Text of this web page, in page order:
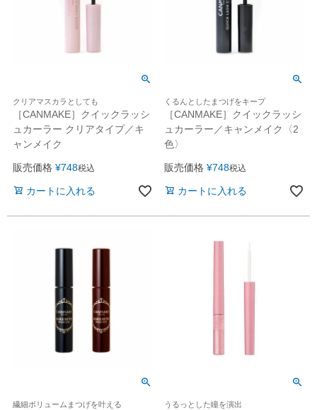
クリアマスカラとしても
［CANMAKE］クイックラッシ
ュカーラー クリアタイプ／キ
ャンメイク
販売価格 ¥748税込
カートに入れる
くるんとしたまつげをキープ
［CANMAKE］クイックラッシ
ュカーラー／キャンメイク〈2
色〉
販売価格 ¥748税込
カートに入れる
繊細ボリュームまつげを叶える うるっとした瞳を演出